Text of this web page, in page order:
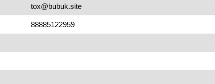
tox@bubuk.site
88885122959